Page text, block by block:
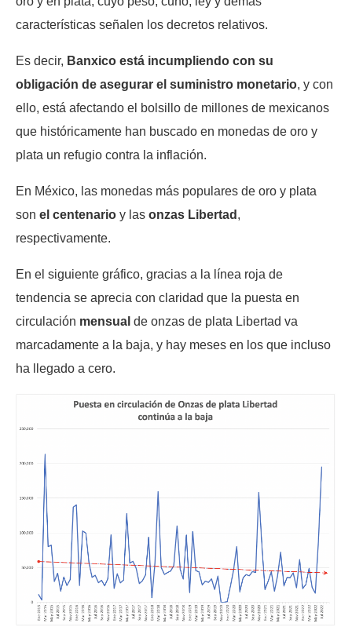
características señalen los decretos relativos.
Es decir, Banxico está incumpliendo con su
obligación de asegurar el suministro monetario, y con
ello, está afectando el bolsillo de millones de mexicanos
que históricamente han buscado en monedas de oro y
plata un refugio contra la inflación.
En México, las monedas más populares de oro y plata
son el centenario y las onzas Libertad ,
respectivamente.
En el siguiente gráfico, gracias a la línea roja de
tendencia se aprecia con claridad que la puesta en
circulación mensual de onzas de plata Libertad va
marcadamente a la baja, y hay meses en los que incluso
ha llegado a cero.